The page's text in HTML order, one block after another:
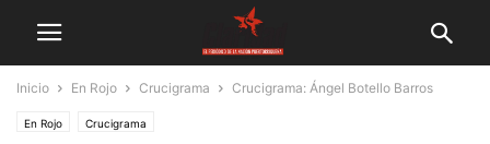
Inicio En Rojo Crucigrama Crucigrama: Ángel Botello Barros
En Rojo Crucigrama